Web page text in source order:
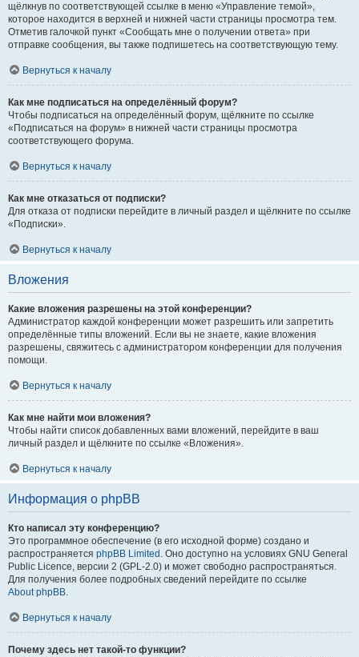
щёлкнув по соответствующей ссылке в меню «Управление темой»,
которое находится в верхней и нижней части страницы просмотра тем.
Отметив галочкой пункт «Сообщать мне о получении ответа» при
отправке сообщения, вы также подпишетесь на соответствующую тему.
Вернуться к началу
Как мне подписаться на определённый форум?
Чтобы подписаться на определённый форум, щёлкните по ссылке
«Подписаться на форум» в нижней части страницы просмотра
соответствующего форума.
Вернуться к началу
Как мне отказаться от подписки?
Для отказа от подписки перейдите в личный раздел и щёлкните по ссылке
«Подписки».
Вернуться к началу
Вложения
Какие вложения разрешены на этой конференции?
Администратор каждой конференции может разрешить или запретить
определённые типы вложений. Если вы не знаете, какие вложения
разрешены, свяжитесь с администратором конференции для получения
помощи.
Вернуться к началу
Как мне найти мои вложения?
Чтобы найти список добавленных вами вложений, перейдите в ваш
личный раздел и щёлкните по ссылке «Вложения».
Вернуться к началу
Информация о phpBB
Кто написал эту конференцию?
Это программное обеспечение (в его исходной форме) создано и
распространяется phpBB Limited . Оно доступно на условиях GNU General
Public Licence, версии 2 (GPL-2.0) и может свободно распространяться.
Для получения более подробных сведений перейдите по ссылке
About phpBB.
Вернуться к началу
Почему здесь нет такой-то функции?